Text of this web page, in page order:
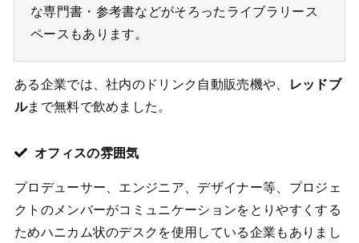
な専門書・参考書などがそろったライブラリース
ペースもあります。
ある企業では、社内のドリンク自動販売機や、
レッドブ
ルまで無料で飲めました。
オフィスの雰囲気
プロデューサー、エンジニア、デザイナー等、プロジェ
クトのメンバーがコミュニケーションをとりやすくする
ためハニカム状のデスクを使用している企業もありまし